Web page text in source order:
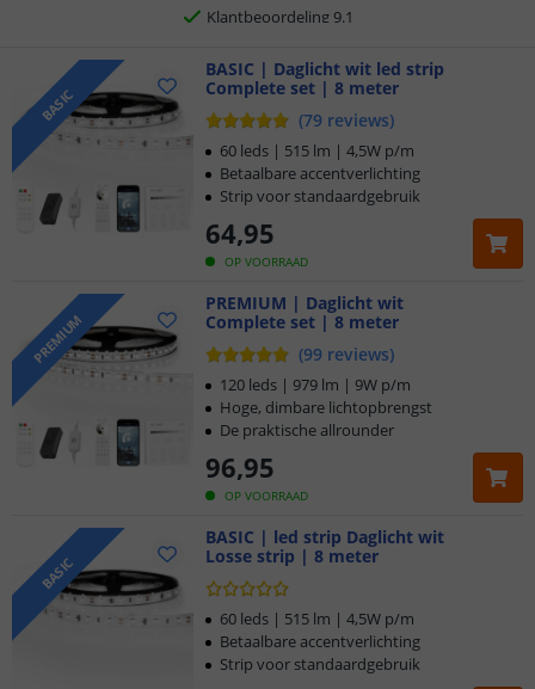
Klantbeoordeling 9.1
Voor 23:45 uur besteld,morgen in huis
BASIC
BASIC | Daglicht wit led strip
Complete set | 8 meter
(79 reviews)
OP VOORRAAD
64,95
60 leds | 515 lm | 4,5W p/m
Betaalbare accentverlichting
Strip voor standaardgebruik
PREMIUM
PREMIUM | Daglicht wit
Complete set | 8 meter
(99 reviews)
OP VOORRAAD
96,95
120 leds | 979 lm | 9W p/m
Hoge, dimbare lichtopbrengst
De praktische allrounder
BASIC
BASIC | led strip Daglicht wit
Losse strip | 8 meter
60 leds | 515 lm | 4,5W p/m
Betaalbare accentverlichting
Strip voor standaardgebruik